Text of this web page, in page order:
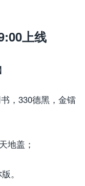
上线
，330德黑，金镭
地盖；
。